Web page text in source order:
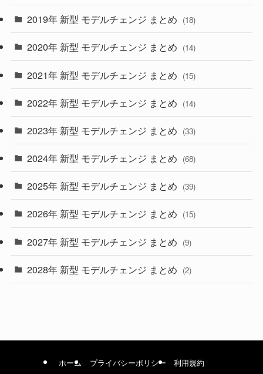
(30)
(27)
(10)
(35)
(10)
(9)
(22)
(4)
(9)
(4)
(1)
2019年 新型 モデルチェンジ まとめ (18)
2020年 新型 モデルチェンジ まとめ (14)
2021年 新型 モデルチェンジ まとめ (15)
2022年 新型 モデルチェンジ まとめ (14)
2023年 新型 モデルチェンジ まとめ (33)
2024年 新型 モデルチェンジ まとめ (68)
2025年 新型 モデルチェンジ まとめ (39)
2026年 新型 モデルチェンジ まとめ (15)
2027年 新型 モデルチェンジ まとめ (9)
2028年 新型 モデルチェンジ まとめ (2)
ホーム プライバシーポリシー
利用規約